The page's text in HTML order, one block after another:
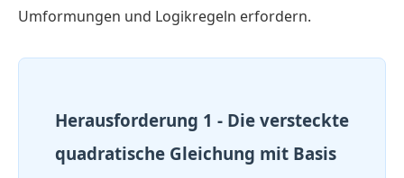
Umformungen und Logikregeln erfordern.
Herausforderung 1 - Die versteckte
quadratische Gleichung mit Basis